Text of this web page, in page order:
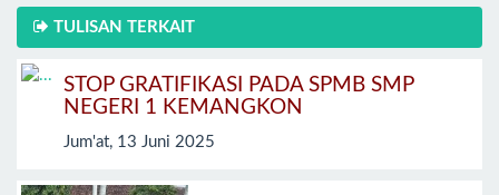
TULISAN TERKAIT
STOP GRATIFIKASI PADA SPMB SMP
NEGERI 1 KEMANGKON
Jum'at, 13 Juni 2025